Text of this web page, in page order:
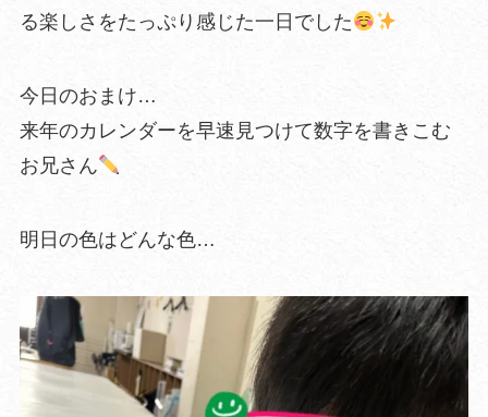
る楽しさをたっぷり感じた一日でした
今日のおまけ…
来年のカレンダーを早速見つけて数字を書きこむ
お兄さん
明日の色はどんな色…